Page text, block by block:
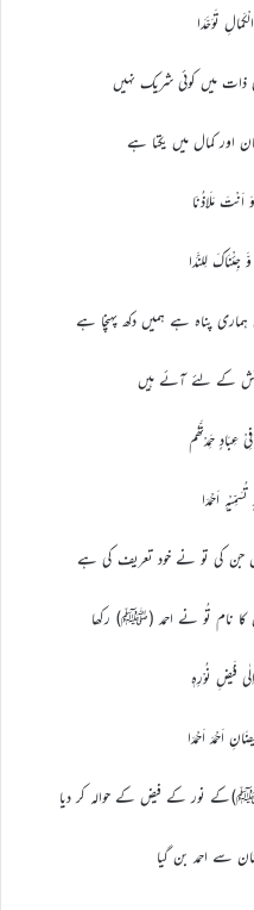
تَوَحَّدَا
ذات میں کوئی شریک نہیں
اور کمال میں یکتا ہے
اَنْتَ مَـلَاذُنَا
جِئْنَاکَ لِلنَّدَا
پناہ ہے ہمیں دکھ پہنچا ہے
کے لئے آئے ہیں
حَمِدْتَّھُم
اَحْمَدَا
جن کی تو نے خود تعریف کی ہے
نام تُو نے احمد (ﷺ) رکھا
فَیْضِ نُوْرِہٖ
اَحْمَدَ اَحْمَدَا
نور کے فیض کے حوالہ کر دیا
سے احمد بن گیا